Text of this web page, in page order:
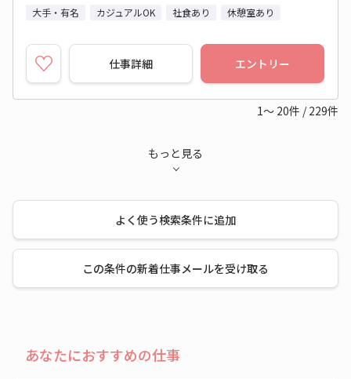
大手・有名 カジュアルOK 社食あり 休憩室あり
仕事詳細 エントリー
1～ 20件 / 229件
もっと見る
よく使う検索条件に追加
この条件の新着仕事メールを受け取る
あなたにおすすめの仕事